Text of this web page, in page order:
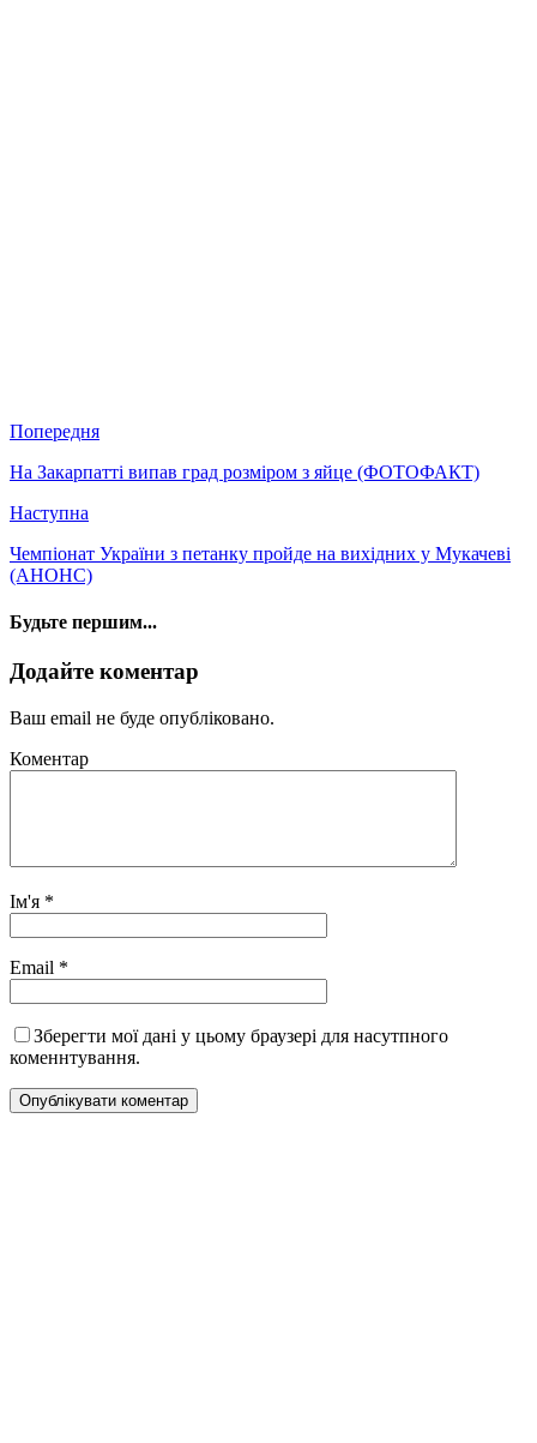
Попередня
На Закарпатті випав град розміром з яйце (ФОТОФАКТ)
Наступна
Чемпіонат України з петанку пройде на вихідних у Мукачеві
(АНОНС)
Будьте першим...
Додайте коментар
Ваш email не буде опубліковано.
Коментар
Ім'я *
Email *
Зберегти мої дані у цьому браузері для насутпного
коменнтування.